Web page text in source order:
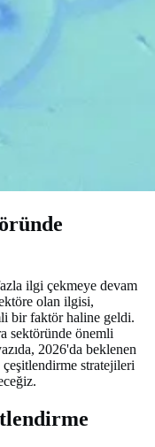
ilgi çekmeye devam
olan ilgisi,
bir faktör haline geldi.
sektöründe önemli
2026'da beklenen
stratejileri